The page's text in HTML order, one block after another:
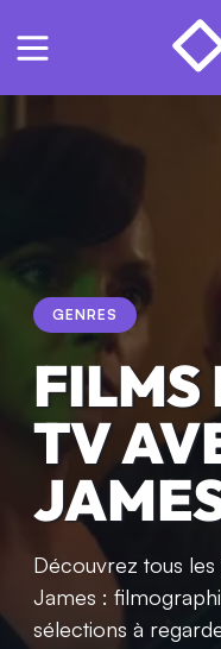
GENRES
FILMS
TV
Découvrez tous les
James :
sélections à